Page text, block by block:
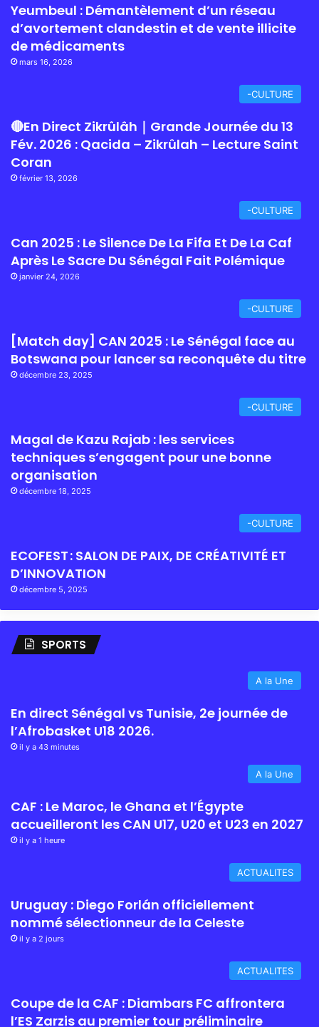
Yeumbeul : Démantèlement d’un réseau
d’avortement clandestin et de vente illicite
de médicaments
mars 16, 2026
-CULTURE
🔴En Direct Zikrûlâh｜Grande Journée du 13
Fév. 2026 : Qacida – Zikrûlah – Lecture Saint
Coran
février 13, 2026
-CULTURE
Can 2025 : Le Silence De La Fifa Et De La Caf
Après Le Sacre Du Sénégal Fait Polémique
janvier 24, 2026
-CULTURE
[Match day] CAN 2025 : Le Sénégal face au
Botswana pour lancer sa reconquête du titre
décembre 23, 2025
-CULTURE
Magal de Kazu Rajab : les services
techniques s’engagent pour une bonne
organisation
décembre 18, 2025
-CULTURE
ECOFEST : SALON DE PAIX, DE CRÉATIVITÉ ET
D’INNOVATION
décembre 5, 2025
SPORTS
A la Une
En direct Sénégal vs Tunisie, 2e journée de
l’Afrobasket U18 2026.
il y a 43 minutes
A la Une
CAF : Le Maroc, le Ghana et l’Égypte
accueilleront les CAN U17, U20 et U23 en 2027
il y a 1 heure
ACTUALITES
Uruguay : Diego Forlán officiellement
nommé sélectionneur de la Celeste
il y a 2 jours
ACTUALITES
Coupe de la CAF : Diambars FC affrontera
l’ES Zarzis au premier tour préliminaire